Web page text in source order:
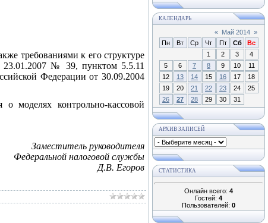
требованиями к его структуре
23.01.2007 № 39, пунктом 5.5.11
Федерации от 30.09.2004
о моделях контрольно-кассовой
Заместитель руководителя
Федеральной налоговой службы
Д.В. Егоров
КАЛЕНДАРЬ
« Май 2014 »
Пн
Вт Ср Чт Пт Сб
Вс
1
2 3
4
5
6 7 8 9 10
11
12
13 14 15 16 17
18
19
20 21 22 23 24
25
26
27 28 29 30 31
АРХИВ ЗАПИСЕЙ
СТАТИСТИКА
Онлайн всего: 4
Гостей: 4
Пользователей: 0